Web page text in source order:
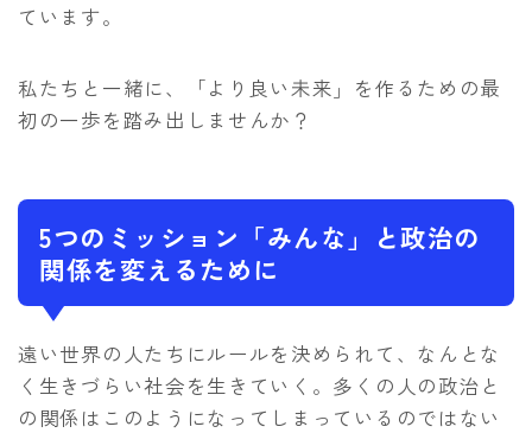
ています。
私たちと一緒に、「より良い未来」を作るための最
初の一歩を踏み出しませんか？
5つのミッション「みんな」と政治の
関係を変えるために
遠い世界の人たちにルールを決められて、なんとな
く生きづらい社会を生きていく。多くの人の政治と
の関係はこのようになってしまっているのではない